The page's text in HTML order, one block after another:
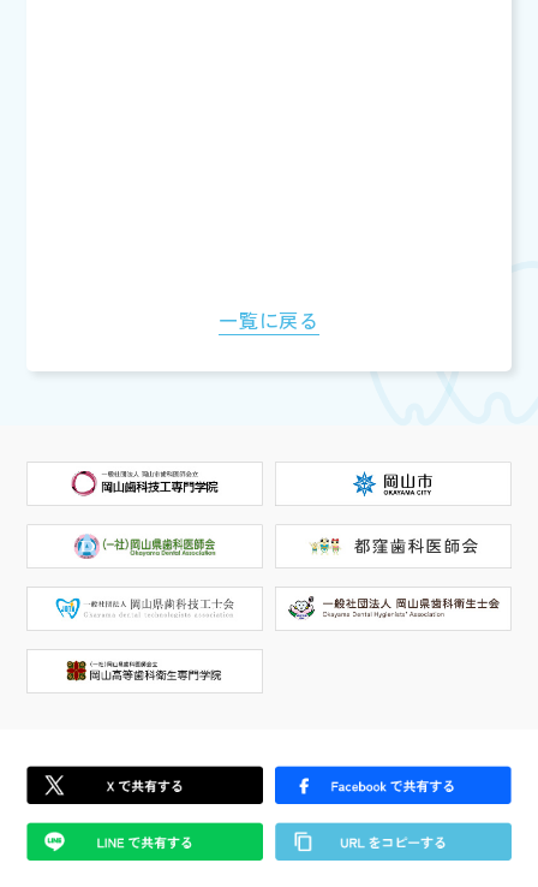
一覧に戻る